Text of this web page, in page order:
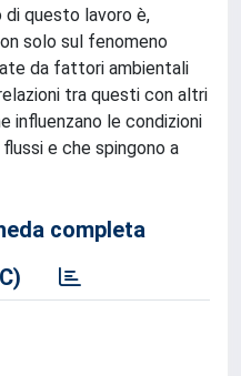
di questo lavoro è,
solo sul fenomeno
da fattori ambientali
tra questi con altri
influenzano le condizioni
e che spingono a
completa